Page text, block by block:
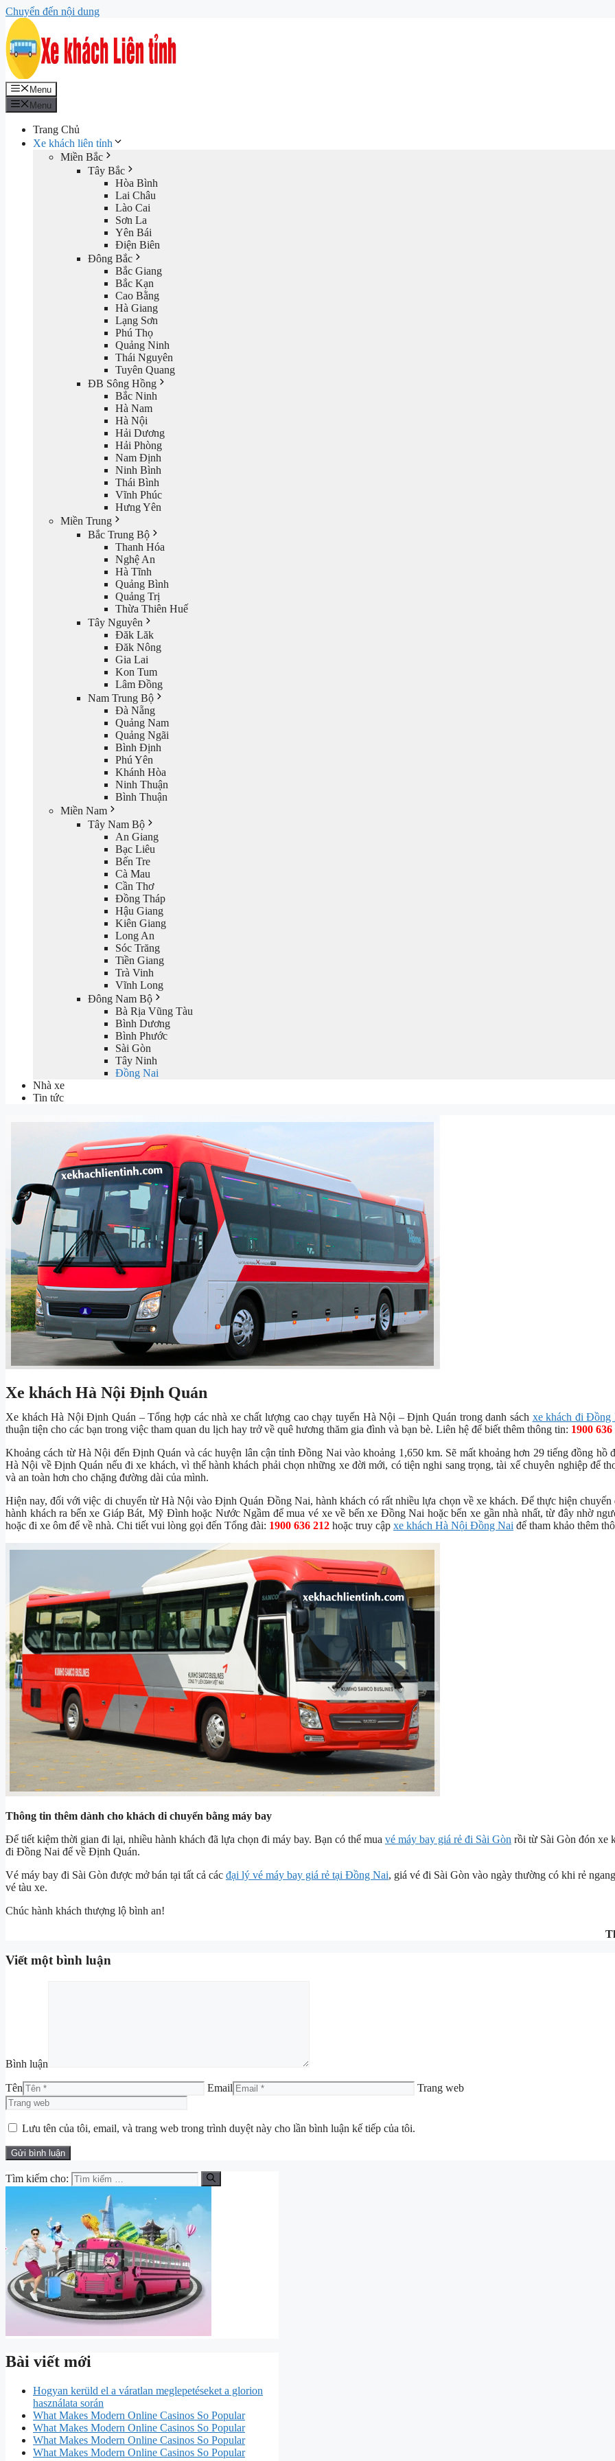
Chuyển đến nội dung
Menu
Menu
Trang Chủ
Xe khách liên tỉnh
Miền Bắc
Tây Bắc
Hòa Bình
Lai Châu
Lào Cai
Sơn La
Yên Bái
Điện Biên
Đông Bắc
Bắc Giang
Bắc Kạn
Cao Bằng
Hà Giang
Lạng Sơn
Phú Thọ
Quảng Ninh
Thái Nguyên
Tuyên Quang
ĐB Sông Hồng
Bắc Ninh
Hà Nam
Hà Nội
Hải Dương
Hải Phòng
Nam Định
Ninh Bình
Thái Bình
Vĩnh Phúc
Hưng Yên
Miền Trung
Bắc Trung Bộ
Thanh Hóa
Nghệ An
Hà Tĩnh
Quảng Bình
Quảng Trị
Thừa Thiên Huế
Tây Nguyên
Đăk Lăk
Đăk Nông
Gia Lai
Kon Tum
Lâm Đồng
Nam Trung Bộ
Đà Nẵng
Quảng Nam
Quảng Ngãi
Bình Định
Phú Yên
Khánh Hòa
Ninh Thuận
Bình Thuận
Miền Nam
Tây Nam Bộ
An Giang
Bạc Liêu
Bến Tre
Cà Mau
Cần Thơ
Đồng Tháp
Hậu Giang
Kiên Giang
Long An
Sóc Trăng
Tiền Giang
Trà Vinh
Vĩnh Long
Đông Nam Bộ
Bà Rịa Vũng Tàu
Bình Dương
Bình Phước
Sài Gòn
Tây Ninh
Đồng Nai
Nhà xe
Tin tức
Xe khách Hà Nội Định Quán
Xe khách Hà Nội Định Quán – Tổng hợp các nhà xe chất lượng cao chạy tuyến Hà Nội – Định Quán trong danh sách xe khách đi Đồng
thuận tiện cho các bạn trong việc tham quan du lịch hay trở về quê hương thăm gia đình và bạn bè. Liên hệ để biết thêm thông tin: 1900 636
Khoảng cách từ Hà Nội đến Định Quán và các huyện lân cận tỉnh Đồng Nai vào khoảng 1,650 km. Sẽ mất khoảng hơn 29 tiếng đồng hồ
Hà Nội về Định Quán nếu đi xe khách, vì thế hành khách phải chọn những xe đời mới, có tiện nghi sang trọng, tài xế chuyên nghiệp để
và an toàn hơn cho chặng đường dài của mình.
Hiện nay, đối với việc di chuyển từ Hà Nội vào Định Quán Đồng Nai, hành khách có rất nhiều lựa chọn về xe khách. Để thực hiện chuyến
hành khách ra bến xe Giáp Bát, Mỹ Đình hoặc Nước Ngầm để mua vé xe về bến xe Đồng Nai hoặc bến xe gần nhà nhất, từ đây nhờ
hoặc đi xe ôm để về nhà. Chi tiết vui lòng gọi đến Tổng đài: 1900 636 212 hoặc truy cập xe khách Hà Nội Đồng Nai để tham khảo thêm
Thông tin thêm dành cho khách di chuyển bằng máy bay
Để tiết kiệm thời gian đi lại, nhiều hành khách đã lựa chọn đi máy bay. Bạn có thể mua vé máy bay giá rẻ đi Sài Gòn rồi từ Sài Gòn đón xe
đi Đồng Nai để về Định Quán.
Vé máy bay đi Sài Gòn được mở bán tại tất cả các đại lý vé máy bay giá rẻ tại Đồng Nai, giá vé đi Sài Gòn vào ngày thường có khi rẻ
vé tàu xe.
Chúc hành khách thượng lộ bình an!
Viết một bình luận
Bình luận
Tên Email Trang web
Lưu tên của tôi, email, và trang web trong trình duyệt này cho lần bình luận kế tiếp của tôi.
Tìm kiếm cho:
Bài viết mới
Hogyan kerüld el a váratlan meglepetéseket a glorion
használata során
What Makes Modern Online Casinos So Popular
What Makes Modern Online Casinos So Popular
What Makes Modern Online Casinos So Popular
What Makes Modern Online Casinos So Popular